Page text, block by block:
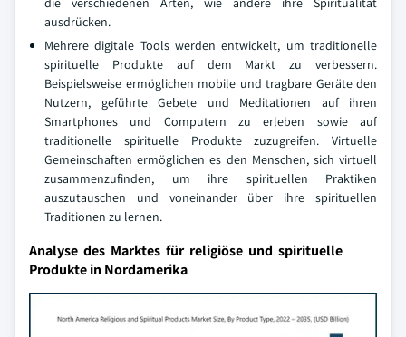
ausdrücken.
Mehrere digitale Tools werden entwickelt, um traditionelle
spirituelle Produkte auf dem Markt zu verbessern.
Beispielsweise ermöglichen mobile und tragbare Geräte den
Nutzern, geführte Gebete und Meditationen auf ihren
Smartphones und Computern zu erleben sowie auf
traditionelle spirituelle Produkte zuzugreifen. Virtuelle
Gemeinschaften ermöglichen es den Menschen, sich virtuell
zusammenzufinden, um ihre spirituellen Praktiken
auszutauschen und voneinander über ihre spirituellen
Traditionen zu lernen.
Analyse des Marktes für religiöse und spirituelle
Produkte in Nordamerika